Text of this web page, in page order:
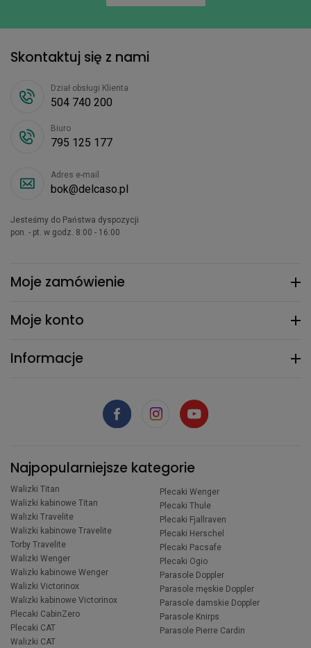
Moje zamówienie
Moje konto
Informacje
Skontaktuj się z nami
Dział obsługi Klienta
504 740 200
Biuro
795 125 177
Adres e-mail
bok@delcaso.pl
Jesteśmy do Państwa dyspozycji
pon. - pt. w godz. 8:00 - 16:00
Najpopularniejsze kategorie
Walizki Titan
Walizki kabinowe Titan
Walizki Travelite
Walizki kabinowe Travelite
Torby Travelite
Walizki Wenger
Walizki kabinowe Wenger
Walizki Victorinox
Walizki kabinowe Victorinox
Plecaki CabinZero
Plecaki CAT
Walizki CAT
Plecaki Wenger
Plecaki Thule
Plecaki Fjallraven
Plecaki Herschel
Plecaki Pacsafe
Plecaki Ogio
Parasole Doppler
Parasole męskie Doppler
Parasole damskie Doppler
Parasole Knirps
Parasole Pierre Cardin